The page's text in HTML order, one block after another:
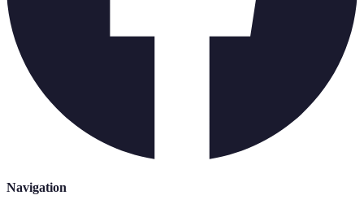
Navigation